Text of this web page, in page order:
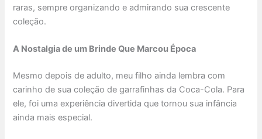
raras, sempre organizando e admirando sua crescente
coleção.
A Nostalgia de um Brinde Que Marcou Época
Mesmo depois de adulto, meu filho ainda lembra com
carinho de sua coleção de garrafinhas da Coca-Cola. Para
ele, foi uma experiência divertida que tornou sua infância
ainda mais especial.